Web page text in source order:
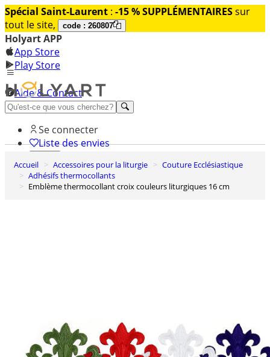
Spécial Saint-Laurent : -15 % SUPPLÉMENTAIRESsur
tout le site,
code : 260807
Holyart APP
App Store
Play Store
Aide & Contact
Découvrez Premium
Se connecter
Liste des envies
0
Panier
Accueil Accessoires pour la liturgie
Couture Ecclésiastique
Adhésifs thermocollants
Emblème thermocollant croix couleurs liturgiques 16 cm